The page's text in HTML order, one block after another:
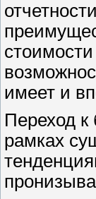
имеет и
Переход к
рамках